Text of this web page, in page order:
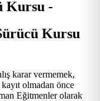
Kursu
karar vermemek,
olmadan önce
Eğitmenler olarak